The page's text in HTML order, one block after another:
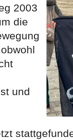
2003
die
und